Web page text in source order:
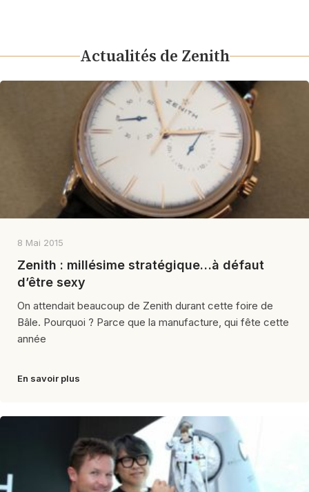
Actualités de Zenith
8 Mai 2015
Zenith : millésime stratégique…à défaut
d’être sexy
On attendait beaucoup de Zenith durant cette foire de
Bâle. Pourquoi ? Parce que la manufacture, qui fête cette
année
En savoir plus